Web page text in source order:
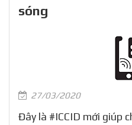
sóng
27/03/2020
Đây là #ICCID mới giúp